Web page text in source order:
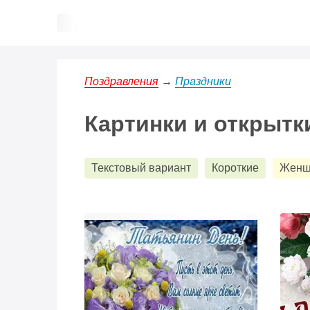
Поздравления → Праздники
Картинки и
Текстовый вариант Короткие